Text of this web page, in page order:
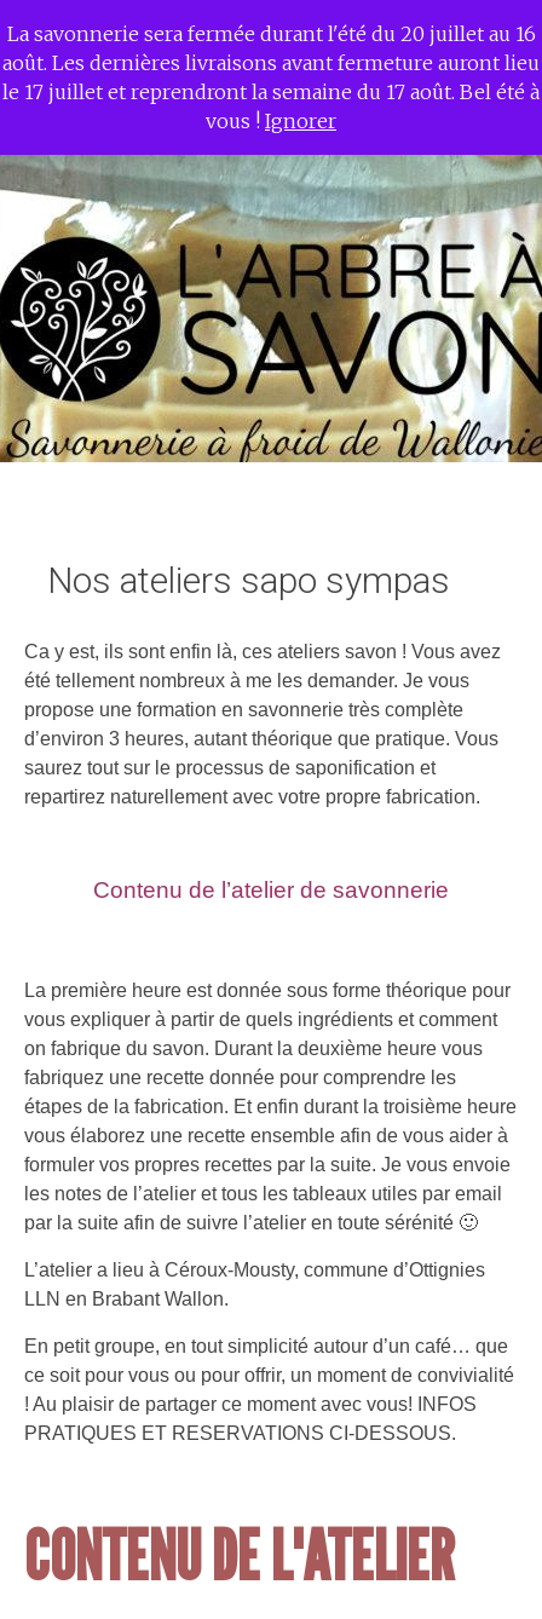
La savonnerie sera fermée durant l'été du 20 juillet au 16
août. Les dernières livraisons avant fermeture auront lieu
le 17 juillet et reprendront la semaine du 17 août. Bel été à
vous ! Ignorer
L'ARBRE A SAVON –
Savonnerie à froid de
Nos ateliers sapo sympas
Ca y est, ils sont enfin là, ces ateliers savon ! Vous avez
été tellement nombreux à me les demander. Je vous
propose une formation en savonnerie très complète
d’environ 3 heures, autant théorique que pratique. Vous
saurez tout sur le processus de saponification et
repartirez naturellement avec votre propre fabrication.
Contenu de l’atelier de savonnerie
La première heure est donnée sous forme théorique pour
vous expliquer à partir de quels ingrédients et comment
on fabrique du savon. Durant la deuxième heure vous
fabriquez une recette donnée pour comprendre les
étapes de la fabrication. Et enfin durant la troisième heure
vous élaborez une recette ensemble afin de vous aider à
formuler vos propres recettes par la suite. Je vous envoie
les notes de l’atelier et tous les tableaux utiles par email
par la suite afin de suivre l’atelier en toute sérénité 🙂
L’atelier a lieu à Céroux-Mousty, commune d’Ottignies
LLN en Brabant Wallon.
En petit groupe, en tout simplicité autour d’un café… que
ce soit pour vous ou pour offrir, un moment de convivialité
! Au plaisir de partager ce moment avec vous! INFOS
PRATIQUES ET RESERVATIONS CI-DESSOUS.
CONTENU DE L'ATELIER